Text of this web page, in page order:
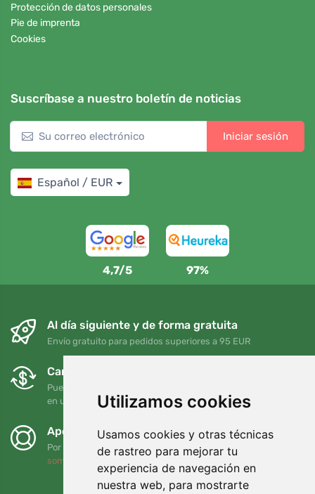
Utilizamos cookies
Usamos cookies y otras técnicas
de rastreo para mejorar tu
experiencia de navegación en
nuestra web, para mostrarte
Protección de datos personales
Pie de imprenta
Cookies
Suscríbase a nuestro boletín de noticias
Iniciar sesión
Español / EUR
4,7/5 97%
Al día siguiente y de forma gratuita
Envío gratuito para pedidos superiores a 95 EUR
Cambios y devoluciones gratuitos
Puede devolver o cambiar su pedido en cualquier momento
en un plazo de 90 días
Apoyamos a Trees.org
Por cada pedido plantamos un árbol. Leer más
somos